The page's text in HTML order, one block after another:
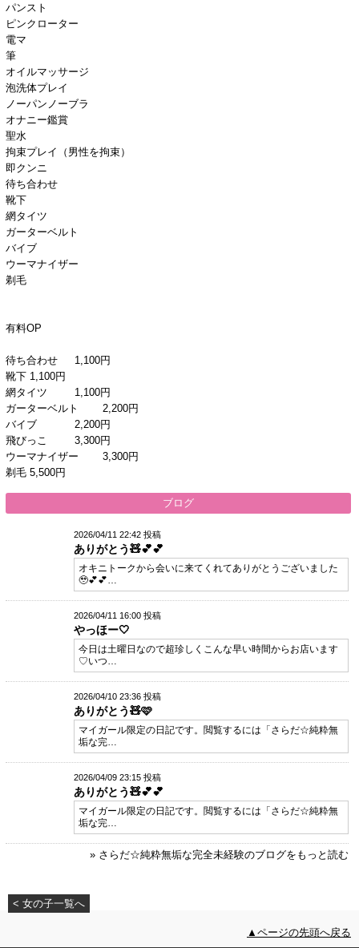
パンスト
ピンクローター
電マ
筆
オイルマッサージ
泡洗体プレイ
ノーパンノーブラ
オナニー鑑賞
聖水
拘束プレイ（男性を拘束）
即クンニ
待ち合わせ
靴下
網タイツ
ガーターベルト
バイブ
ウーマナイザー
剃毛
有料OP
待ち合わせ 1,100円
靴下 1,100円
網タイツ 1,100円
ガーターベルト 2,200円
バイブ 2,200円
飛びっこ 3,300円
ウーマナイザー 3,300円
剃毛 5,500円
ブログ
2026/04/11 22:42 投稿
ありがとう🧸💕💕
オキニトークから会いに来てくれてありがとうございました
🥹💕💕…
2026/04/11 16:00 投稿
やっほー🤍
今日は土曜日なので超珍しくこんな早い時間からお店います
♡いつ…
2026/04/10 23:36 投稿
ありがとう🧸🩷
マイガール限定の日記です。閲覧するには「さらだ☆純粋無
垢な完…
2026/04/09 23:15 投稿
ありがとう🧸💕💕
マイガール限定の日記です。閲覧するには「さらだ☆純粋無
垢な完…
» さらだ☆純粋無垢な完全未経験のブログをもっと読む
< 女の子一覧へ
▲ページの先頭へ戻る